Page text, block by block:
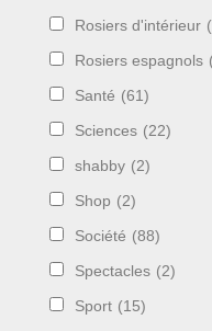
Rosiers d'intérieur
Rosiers espagnols
Santé (61)
Sciences (22)
shabby (2)
Shop (2)
Société (88)
Spectacles (2)
Sport (15)